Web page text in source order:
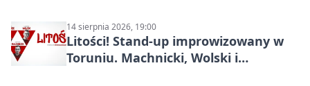
14 sierpnia 2026, 19:00
Litości! Stand-up improwizowany w
Toruniu. Machnicki, Wolski i